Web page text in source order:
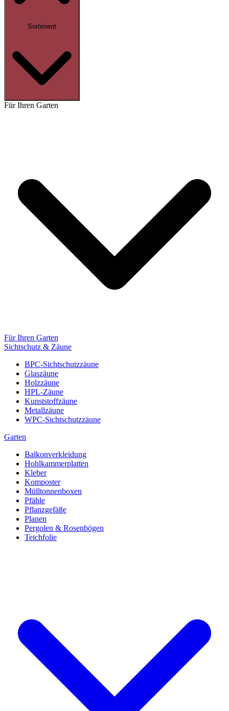
Sortiment
Für Ihren Garten
Für Ihren Garten
Sichtschutz & Zäune
BPC-Sichtschutzzäune
Glaszäune
Holzzäune
HPL-Zäune
Kunststoffzäune
Metallzäune
WPC-Sichtschutzzäune
Garten
Balkonverkleidung
Hohlkammerplatten
Kleber
Komposter
Mülltonnenboxen
Pfähle
Pflanzgefäße
Planen
Pergolen & Rosenbögen
Teichfolie